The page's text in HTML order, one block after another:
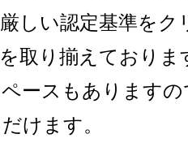
しい認定基準を
取り揃えておりま
ースもあります
けます。